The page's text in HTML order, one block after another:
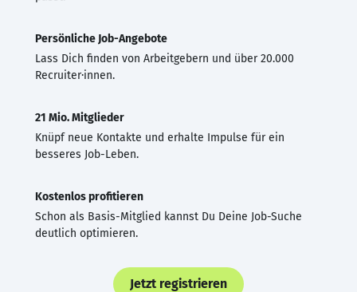
Persönliche Job-Angebote
Lass Dich finden von Arbeitgebern und über 20.000
Recruiter·innen.
21 Mio. Mitglieder
Knüpf neue Kontakte und erhalte Impulse für ein
besseres Job-Leben.
Kostenlos profitieren
Schon als Basis-Mitglied kannst Du Deine Job-Suche
deutlich optimieren.
Jetzt registrieren